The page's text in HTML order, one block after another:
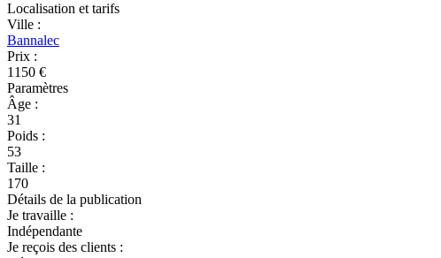
Localisation et tarifs
Ville :
Bannalec
Prix :
1150 €
Paramètres
Âge :
31
Poids :
53
Taille :
170
Détails de la publication
Je travaille :
Indépendante
Je reçois des clients :